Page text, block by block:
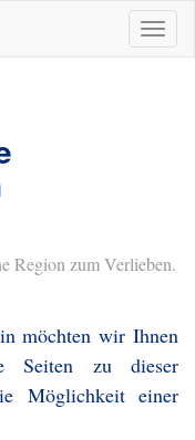
ein-/
Region zum Verlieben.
möchten wir Ihnen
Seiten zu dieser
Möglichkeit einer